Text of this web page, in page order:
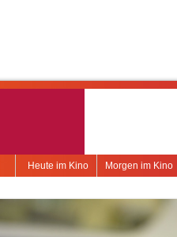
Morgen im Kino
Heute im Kino